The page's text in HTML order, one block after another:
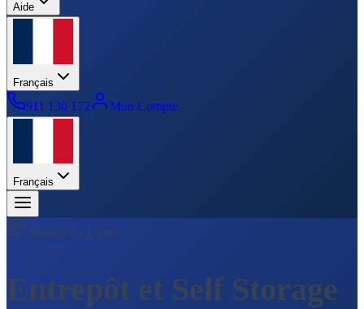
Aide
Français
911 130 172 Mon Compte
Français
Almada - 2 Unités
Entrepôt et Self Storage